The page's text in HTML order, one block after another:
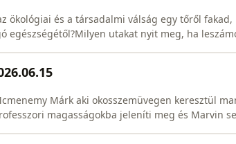
ökológiai és a társadalmi válság egy tőről fakad,
egészségétől?Milyen utakat nyit meg, ha
Márk aki okosszemüvegen keresztül
magasságokba jeleníti meg és Marvin